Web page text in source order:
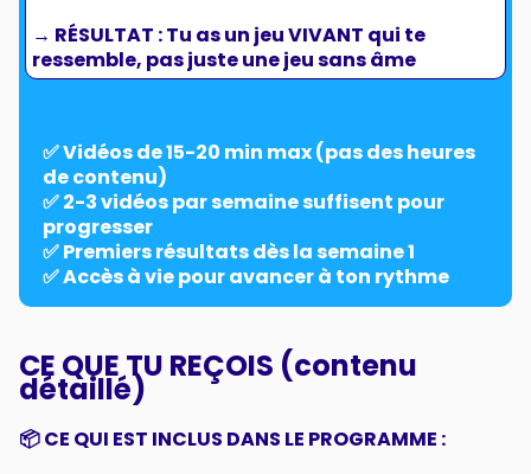
→ RÉSULTAT : Tu as un jeu VIVANT qui te
ressemble, pas juste une jeu sans âme
✅ Vidéos de 15-20 min max (pas des heures
de contenu)
✅ 2-3 vidéos par semaine suffisent pour
progresser
✅ Premiers résultats dès la semaine 1
✅ Accès à vie pour avancer à ton rythme
CE QUE TU REÇOIS (contenu
détaillé)
📦 CE QUI EST INCLUS DANS LE PROGRAMME :